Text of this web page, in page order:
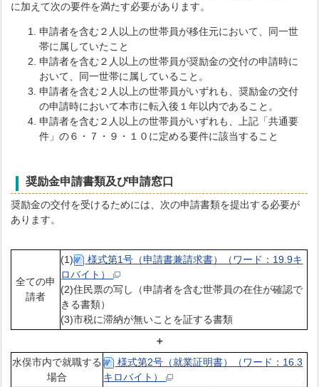
に加えて次の要件を満たす必要があります。
申請者を含む２人以上の世帯員が移住元において、同一世
帯に属していたこと
申請者を含む２人以上の世帯員が奨励金の交付の申請時に
おいて、同一世帯に属していること。
申請者を含む２人以上の世帯員がいずれも、奨励金の交付
の申請時において本市に転入後１年以内であること。
申請者を含む２人以上の世帯員がいずれも、上記「共通要
件」の６・７・９・１０に定める要件に該当すること
奨励金申請書類及び申請窓口
奨励金の交付を受けるためには、次の申請書類を提出する必要が
あります。
全ての申
請者
(1)
様式第1号（申請書兼請求書）（ワード：19.9キ
ロバイト）
(2)住民票の写し（申請者を含む世帯員の在住が確認で
きる書類）
(3)市税に滞納が無いことを証する書類
＋
水俣市内で就職する
場合
様式第2号（就業証明書）（ワード：16.3
キロバイト）